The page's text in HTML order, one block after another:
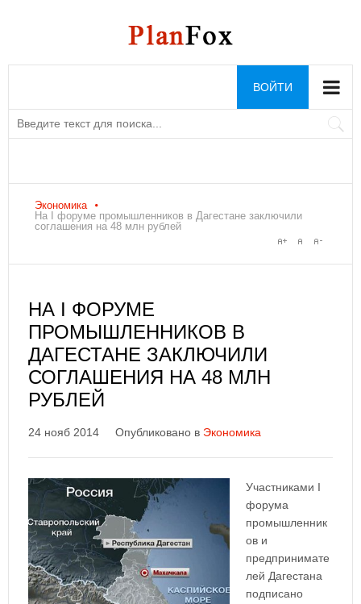
ВОЙТИ
Экономика
На I форуме промышленников в Дагестане заключили
соглашения на 48 млн рублей
НА I ФОРУМЕ
ПРОМЫШЛЕННИКОВ В
ДАГЕСТАНЕ ЗАКЛЮЧИЛИ
СОГЛАШЕНИЯ НА 48 МЛН
РУБЛЕЙ
24 нояб 2014 Опубликовано в Экономика
Участниками I
форума
промышленник
ов и
предпринимате
лей Дагестана
подписано